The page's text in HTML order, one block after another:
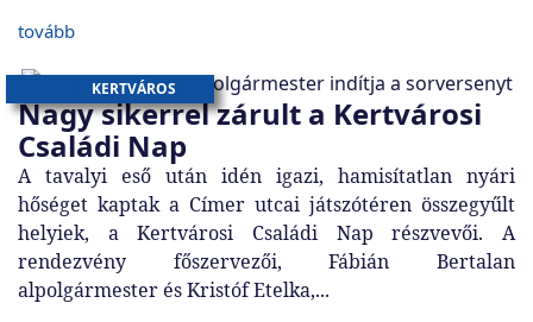
tovább
Nagy sikerrel zárult a Kertvárosi
Családi Nap
KERTVÁROS
A tavalyi eső után idén igazi, hamisítatlan nyári
hőséget kaptak a Címer utcai játszótéren összegyűlt
helyiek, a Kertvárosi Családi Nap részvevői. A
rendezvény főszervezői, Fábián Bertalan
alpolgármester és Kristóf Etelka,...